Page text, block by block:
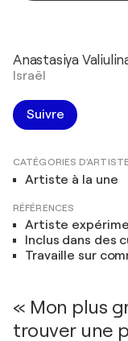
Anastasiya
Israël
Suivre
CATÉGORIES
Artiste à la une
RÉFÉRENCES
Artiste
Inclus dans des
Travaille sur
« Mon plus
trouver une